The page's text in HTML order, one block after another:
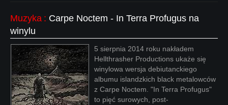
Muzyka : Carpe Noctem - In Terra Profugus na
winylu
5 sierpnia 2014 roku nakładem
Hellthrasher Productions ukaże się
winylowa wersja debiutanckiego
albumu islandzkich black metalowców
z Carpe Noctem. "In Terra Profugus"
to pięć surowych, post-